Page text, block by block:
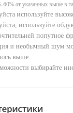
60% от указанных выше в
используйте
используйте
попутное
и необычный шум
выше.
выбирайте